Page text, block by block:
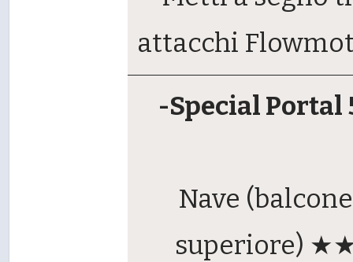
attacchi
-Special Portal
Nave (balcone
superiore)